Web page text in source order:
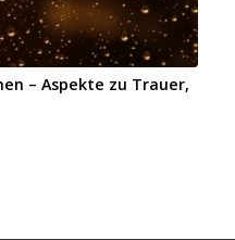
– Aspekte zu Trauer,